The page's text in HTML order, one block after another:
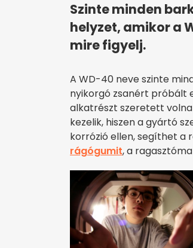
Szinte minden
helyzet, amikor a
mire figyelj.
A WD-40 neve szinte
nyikorgó zsanért próbált
alkatrészt szeretett
kezelik, hiszen a gyártó
korrózió ellen, segíthet a
rágógumit, a